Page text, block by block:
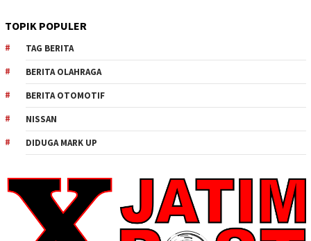
TOPIK POPULER
TAG BERITA
BERITA OLAHRAGA
BERITA OTOMOTIF
NISSAN
DIDUGA MARK UP